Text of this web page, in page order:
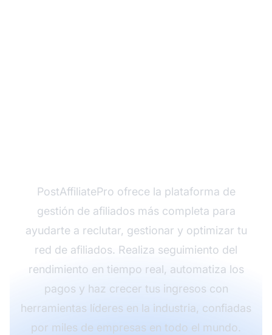
PostAffiliatePro ofrece la plataforma de
gestión de afiliados más completa para
ayudarte a reclutar, gestionar y optimizar tu
red de afiliados. Realiza seguimiento del
rendimiento en tiempo real, automatiza los
pagos y haz crecer tus ingresos con
herramientas líderes en la industria, confiadas
por miles de empresas en todo el mundo.